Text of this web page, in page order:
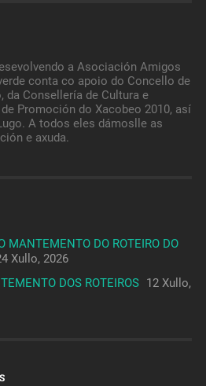
a Asociación Amigos
conta co apoio do Concello de
da Consellería de Cultura e
Promoción do Xacobeo 2010, así
A todos eles dámoslle as
e axuda.
MANTEMENTO DO ROTEIRO DO
Xullo, 2026
DOS ROTEIROS 12 Xullo,